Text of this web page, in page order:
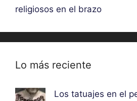
religiosos en el brazo
Lo más reciente
Los tatuajes en el